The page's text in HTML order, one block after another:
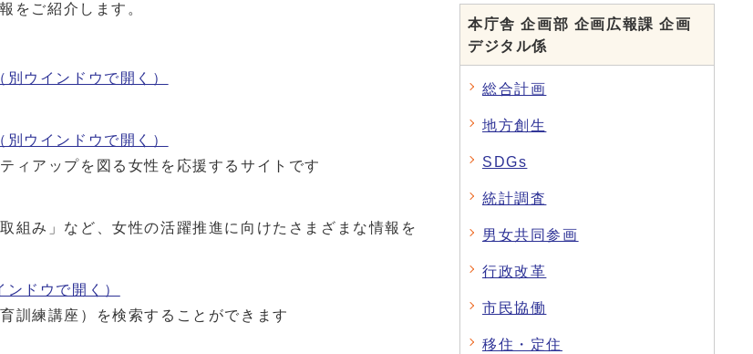
をご紹介します。
（別ウインドウで開く）
（別ウインドウで開く）
ィアップを図る女性を応援するサイトです
組み」など、女性の活躍推進に向けたさまざまな情報を
ンドウで開く）
訓練講座）を検索することができます
本庁舎 企画部 企画広報課 企画
デジタル係
総合計画
地方創生
SDGs
統計調査
男女共同参画
行政改革
市民協働
移住・定住